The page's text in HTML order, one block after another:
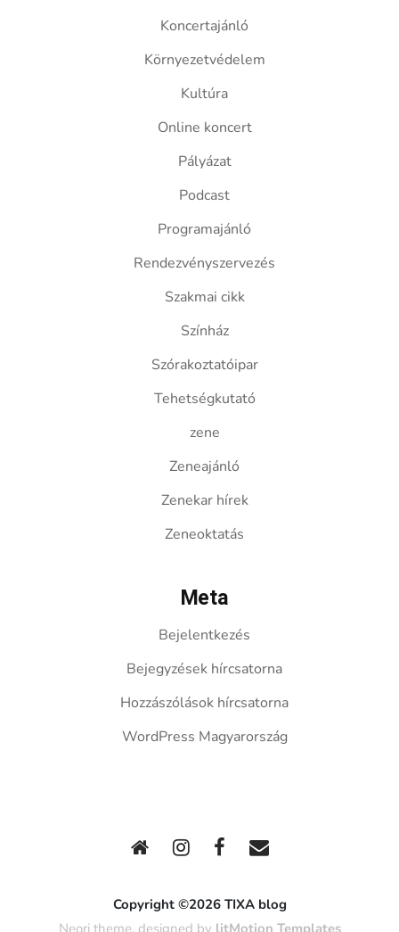
Koncertajánló
Környezetvédelem
Kultúra
Online koncert
Pályázat
Podcast
Programajánló
Rendezvényszervezés
Szakmai cikk
Színház
Szórakoztatóipar
Tehetségkutató
zene
Zeneajánló
Zenekar hírek
Zeneoktatás
Meta
Bejelentkezés
Bejegyzések hírcsatorna
Hozzászólások hírcsatorna
WordPress Magyarország
Copyright ©2026 TIXA blog
Neori theme, designed by litMotion Templates